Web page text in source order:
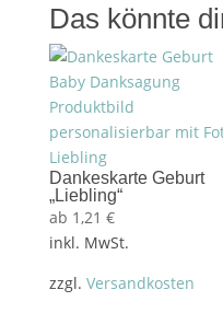
Das könnte
Dankeskarte Geburt
„Liebling“
ab 1,21 €
inkl. MwSt.
zzgl. Versandkosten